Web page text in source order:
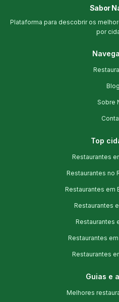
Sabor
Plataforma para descobrir os
por
Blog
Sobre
Top
Restaurantes
Restaurantes no
Restaurantes em
Restaurantes
Restaurantes
Restaurantes
Restaurantes
Guias e
Melhores